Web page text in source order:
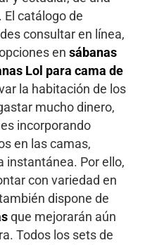
catálogo de
consultar en línea,
en sábanas
Lol para cama de
la habitación de los
mucho dinero,
incorporando
en las camas,
instantánea. Por ello,
con variedad en
dispone de
que mejorarán aún
Todos los sets de